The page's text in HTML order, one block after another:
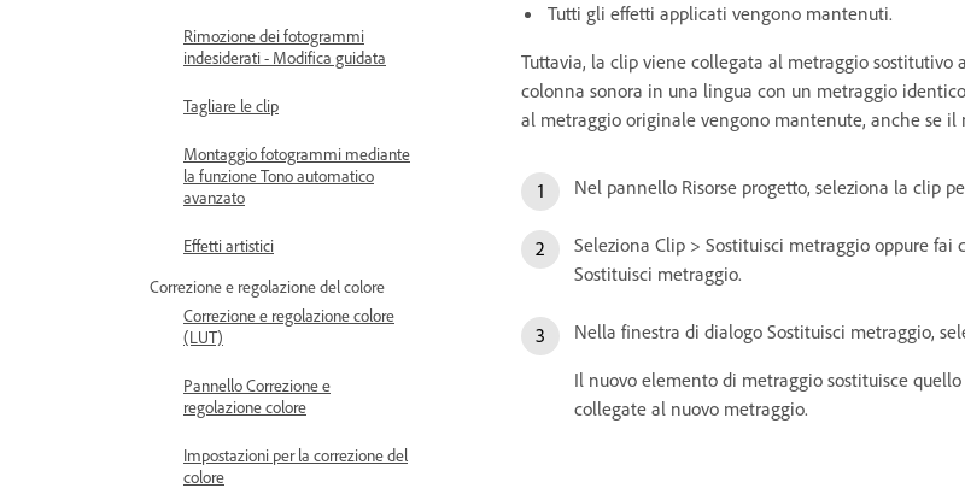
Rimozione dei fotogrammi
indesiderati - Modifica guidata
Tagliare le clip
Montaggio fotogrammi mediante
la funzione Tono automatico
avanzato
Effetti artistici
Correzione e regolazione del colore
Correzione e regolazione colore
(LUT)
Pannello Correzione e
regolazione colore
Impostazioni per la correzione del
colore
Tutti gli effetti applicati vengono mantenuti.
Tuttavia, la clip viene collegata al metraggio
colonna sonora in una lingua con un metraggio
al metraggio originale vengono mantenute, anche se
Nel pannello Risorse progetto, seleziona la clip
Seleziona Clip > Sostituisci metraggio oppure
Sostituisci metraggio.
Nella finestra di dialogo Sostituisci metraggio,
Il nuovo elemento di metraggio sostituisce
collegate al nuovo metraggio.